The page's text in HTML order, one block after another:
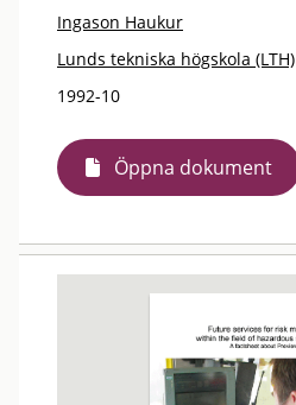
Ingason Haukur
Lunds tekniska högskola (LTH)
1992-10
Öppna dokument